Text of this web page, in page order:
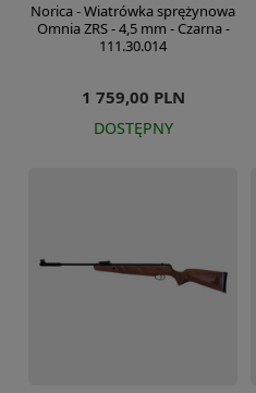
Norica - Wiatrówka sprężynowa
Omnia ZRS - 4,5 mm - Czarna -
111.30.014
1 759,00 PLN
DOSTĘPNY